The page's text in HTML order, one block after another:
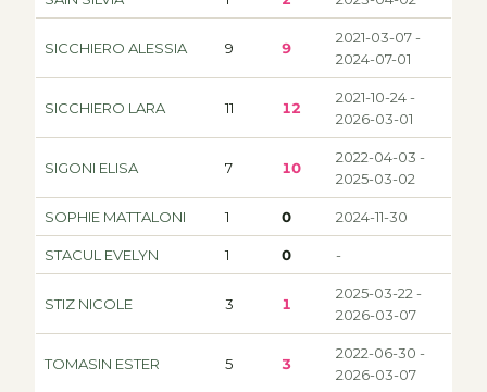
SICCHIERO ALESSIA 9 9
2021-03-07 -
2024-07-01
SICCHIERO LARA 11 12
2021-10-24 -
2026-03-01
SIGONI ELISA 7 10
2022-04-03 -
2025-03-02
SOPHIE MATTALONI 1 0 2024-11-30
STACUL EVELYN 1 0 -
STIZ NICOLE 3 1
2025-03-22 -
2026-03-07
TOMASIN ESTER 5 3
2022-06-30 -
2026-03-07